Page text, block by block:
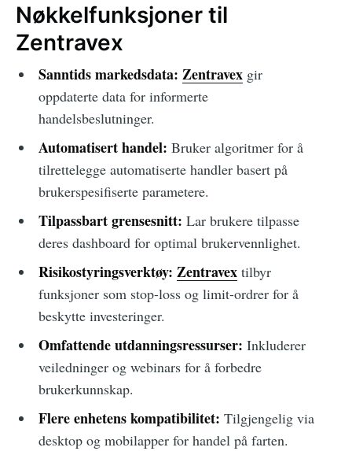
Nøkkelfunksjoner til
Zentravex
Sanntids markedsdata: Zentravexgir
oppdaterte data for informerte
handelsbeslutninger.
Automatisert handel: Bruker algoritmer for å
tilrettelegge automatiserte handler basert på
brukerspesifiserte parametere.
Tilpassbart grensesnitt: Lar brukere tilpasse
deres dashboard for optimal brukervennlighet.
Risikostyringsverktøy: Zentravextilbyr
funksjoner som stop-loss og limit-ordrer for å
beskytte investeringer.
Omfattende utdanningsressurser: Inkluderer
veiledninger og webinars for å forbedre
brukerkunnskap.
Flere enhetens kompatibilitet: Tilgjengelig via
desktop og mobilapper for handel på farten.